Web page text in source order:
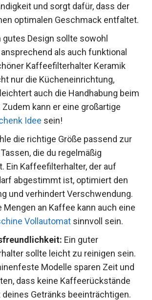
und sorgt dafür, dass der
optimalen Geschmack entfaltet.
gutes Design sollte sowohl
als auch funktional
Kaffeefilterhalter Keramik
nur die Kücheneinrichtung,
auch die Handhabung beim
kann er eine großartige
Idee sein!
die richtige Größe passend zur
die du regelmäßig
Ein Kaffeefilterhalter, der auf
abgestimmt ist, optimiert den
und verhindert Verschwendung.
Mengen an Kaffee kann auch eine
Vollautomat sinnvoll sein.
Ein guter
sollte leicht zu reinigen sein.
Modelle sparen Zeit und
dass keine Kaffeerückstände
deines Getränks beeinträchtigen.